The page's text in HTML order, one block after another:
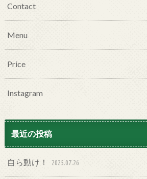
Contact
Menu
Price
Instagram
最近の投稿
自ら動け！ 2025.07.26